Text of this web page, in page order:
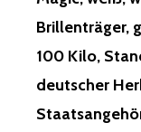
Brillenträger,
100 Kilo,
deutscher